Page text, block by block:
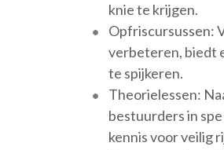
knie te krijgen.
Opfriscursussen:
verbeteren, biedt
te spijkeren.
Theorielessen:
bestuurders in
kennis voor veilig